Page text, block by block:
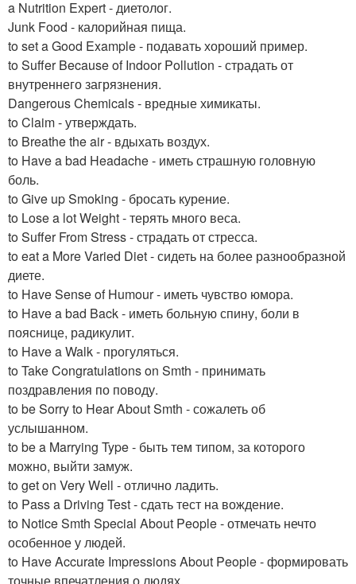
a Nutrition Expert - диетолог.
Junk Food - калорийная пища.
to set a Good Example - подавать хороший пример.
to Suffer Because of Indoor Pollution - страдать от
внутреннего загрязнения.
Dangerous Chemicals - вредные химикаты.
to Claim - утверждать.
to Breathe the air - вдыхать воздух.
to Have a bad Headache - иметь страшную головную
боль.
to Give up Smoking - бросать курение.
to Lose a lot Weight - терять много веса.
to Suffer From Stress - страдать от стресса.
to eat a More Varied Diet - сидеть на более разнообразной
диете.
to Have Sense of Humour - иметь чувство юмора.
to Have a bad Back - иметь больную спину, боли в
пояснице, радикулит.
to Have a Walk - прогуляться.
to Take Congratulations on Smth - принимать
поздравления по поводу.
to be Sorry to Hear About Smth - сожалеть об
услышанном.
to be a Marrying Type - быть тем типом, за которого
можно, выйти замуж.
to get on Very Well - отлично ладить.
to Pass a Driving Test - сдать тест на вождение.
to Notice Smth Special About People - отмечать нечто
особенное у людей.
to Have Accurate Impressions About People - формировать